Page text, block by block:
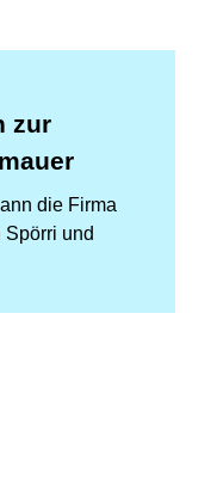
zur
die Firma
Spörri und